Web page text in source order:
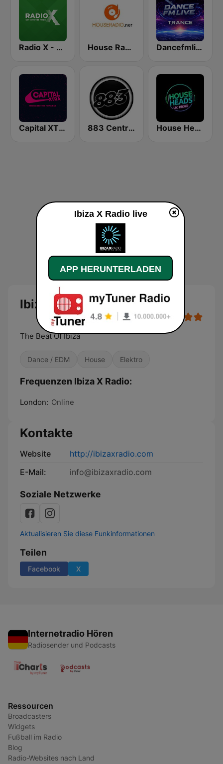
Radio X - London House Radio Dancefmlive Trance
Capital XTRA 883 Centreforce radio House Heads UK
Ibiza X Radio
The Beat Of Ibiza
Dance / EDM House Elektro
Frequenzen Ibiza X Radio:
London: Online
Kontakte
Website
http://ibizaxradio.com
E-Mail:
info@ibizaxradio.com
Soziale Netzwerke
Aktualisieren Sie diese Funkinformationen
Teilen
Facebook X
Internetradio Hören
Radiosender und Podcasts
Ressourcen
Broadcasters
Widgets
Fußball im Radio
Blog
Radio-Websites nach Land
Ibiza X Radio live
APP HERUNTERLADEN